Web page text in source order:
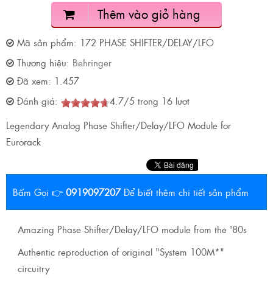
Thêm vào giỏ hàng
Mã sản phẩm: 172 PHASE SHIFTER/DELAY/LFO
Thương hiệu: Behringer
Đã xem: 1.457
Đánh giá:
4.7/5 trong 16 lượt
Legendary Analog Phase Shifter/Delay/LFO Module for
Eurorack
Bấm Gọi 👉 0919097207 Để biết thêm chi tiết sản phẩm
Amazing Phase Shifter/Delay/LFO module from the '80s
Authentic reproduction of original "System 100M*"
circuitry